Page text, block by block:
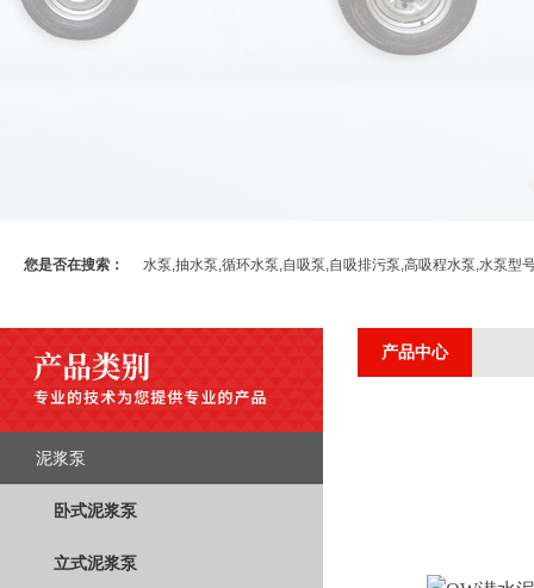
您是否在搜索： 水泵,抽水泵,循环水泵,自吸泵,自吸排污泵,高吸程水泵,水泵型
泥浆泵
卧式泥浆泵
立式泥浆泵
产品中心